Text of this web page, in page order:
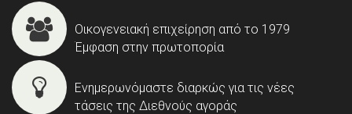
Οικογενειακή επιχείρηση από το 1979
Έμφαση στην πρωτοπορία
Ενημερωνόμαστε διαρκώς για τις νέες
τάσεις της Διεθνούς αγοράς